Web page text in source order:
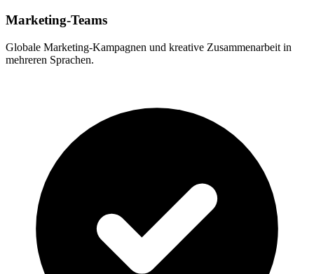
Marketing-Teams
Globale Marketing-Kampagnen und kreative Zusammenarbeit in
mehreren Sprachen.